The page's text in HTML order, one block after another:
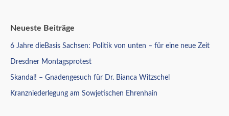
Neueste Beiträge
6 Jahre dieBasis Sachsen: Politik von unten – für eine neue Zeit
Dresdner Montagsprotest
Skandal! – Gnadengesuch für Dr. Bianca Witzschel
Kranzniederlegung am Sowjetischen Ehrenhain